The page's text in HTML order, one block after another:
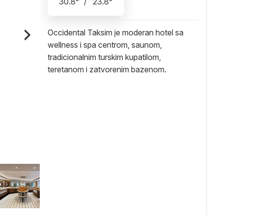
Occidental Taksim je moderan hotel sa
wellness i spa centrom, saunom,
tradicionalnim turskim kupatilom,
teretanom i zatvorenim bazenom.